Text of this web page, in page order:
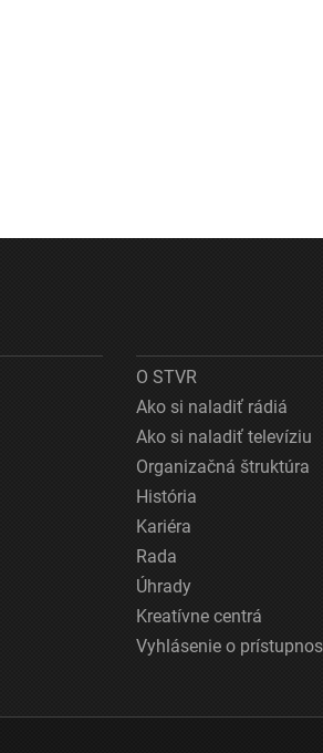
O STVR
Ako si naladiť rádiá
Ako si naladiť televíziu
Organizačná štruktúra
História
Kariéra
Rada
Úhrady
Kreatívne centrá
Vyhlásenie o